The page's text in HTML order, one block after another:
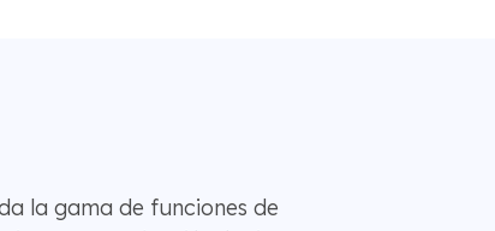
la gama de funciones de